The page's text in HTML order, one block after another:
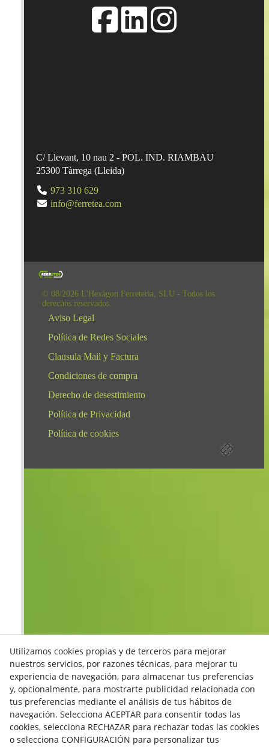
C/ Llevant, 10 nau 2 - POL. IND. RIAMBAU
25300 Tàrrega (Lleida)
973 310 629
info@ferretea.com
© 08/2026 L'Hexàgon Ferreteria, SLU - Todos los
derechos reservados.
Aviso Legal
Política de Redes Sociales
Clausula Mail y Factura
Condiciones de compra
Derecho de desestimiento
Política de Privacidad
Política de cookies
Utilizamos cookies propias y de terceros para mejorar
nuestros servicios, por razones técnicas, para mejorar tu
experiencia de navegación, para almacenar tus preferencias
y, opcionalmente, para mostrarte publicidad relacionada con
tus preferencias mediante el análisis de tus hábitos de
navegación. Selecciona ACEPTAR para consentir todas las
cookies, selecciona RECHAZAR para rechazar todas las cookies
o selecciona CONFIGURACIÓN para personalizar tus